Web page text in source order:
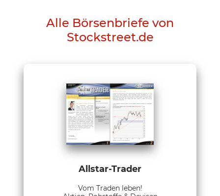
Alle Börsenbriefe von
Stockstreet.de
Allstar-Trader
Vom Traden leben!